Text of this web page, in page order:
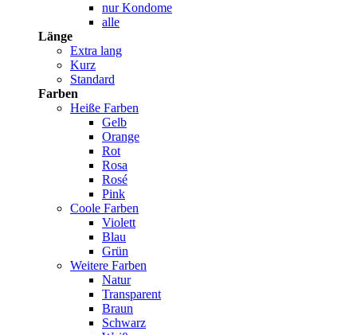
nur Kondome
alle
Länge
Extra lang
Kurz
Standard
Farben
Heiße Farben
Gelb
Orange
Rot
Rosa
Rosé
Pink
Coole Farben
Violett
Blau
Grün
Weitere Farben
Natur
Transparent
Braun
Schwarz